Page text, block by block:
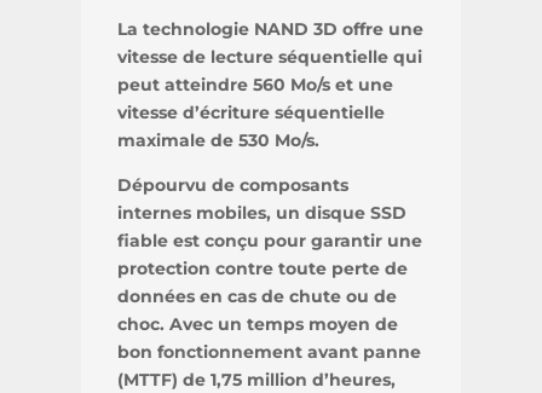
La technologie NAND 3D offre une
vitesse de lecture séquentielle qui
peut atteindre 560 Mo/s et une
vitesse d’écriture séquentielle
maximale de 530 Mo/s.
Dépourvu de composants
internes mobiles, un disque SSD
fiable est conçu pour garantir une
protection contre toute perte de
données en cas de chute ou de
choc. Avec un temps moyen de
bon fonctionnement avant panne
(MTTF) de 1,75 million d’heures,